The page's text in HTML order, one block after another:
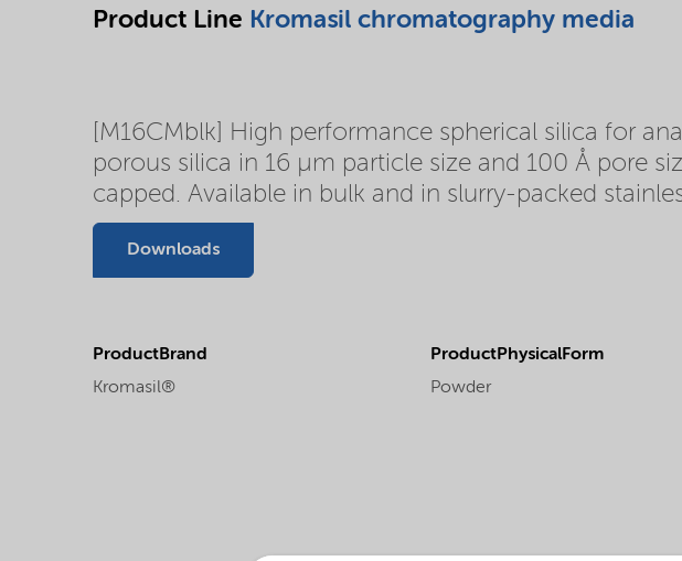
Product Line Kromasil chromatography media
[M16CMblk] High performance spherical silica for
porous silica in 16 µm particle size and 100 Å pore
capped. Available in bulk and in slurry-packed
Downloads
ProductBrand
Kromasil®
ProductPhysicalForm
Powder